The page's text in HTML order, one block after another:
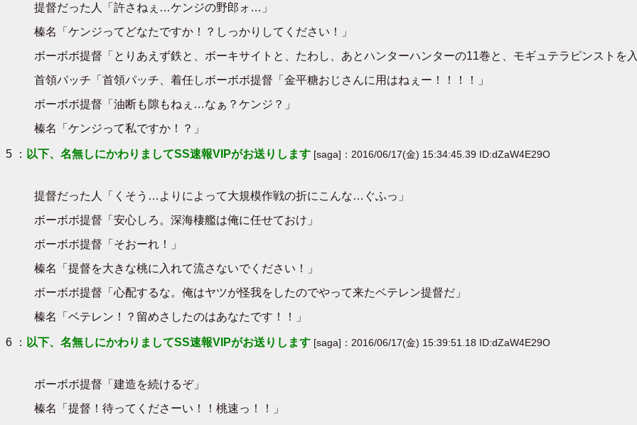
提督だった人「許さねぇ…ケンジの野郎ォ…」
榛名「ケンジってどなたですか！？しっかりしてください！」
ボーボボ提督「とりあえず鉄と、ボーキサイトと、たわし、あとハンターハンターの11巻と、モギュテラピンストを
首領パッチ「首領パッチ、着任しボーボボ提督「金平糖おじさんに用はねぇー！！！！」
ボーボボ提督「油断も隙もねぇ…なぁ？ケンジ？」
榛名「ケンジって私ですか！？」
5 ： 以下、名無しにかわりましてSS速報VIPがお送りします [saga]：2016/06/17(金) 15:34:45.39 ID:dZaW4E29O
提督だった人「くそう…よりによって大規模作戦の折にこんな…ぐふっ」
ボーボボ提督「安心しろ。深海棲艦は俺に任せておけ」
ボーボボ提督「そおーれ！」
榛名「提督を大きな桃に入れて流さないでください！」
ボーボボ提督「心配するな。俺はヤツが怪我をしたのでやって来たベテレン提督だ」
榛名「ベテレン！？留めさしたのはあなたです！！」
6 ： 以下、名無しにかわりましてSS速報VIPがお送りします [saga]：2016/06/17(金) 15:39:51.18 ID:dZaW4E29O
ボーボボ提督「建造を続けるぞ」
榛名「提督！待ってくださーい！！桃速っ！！」